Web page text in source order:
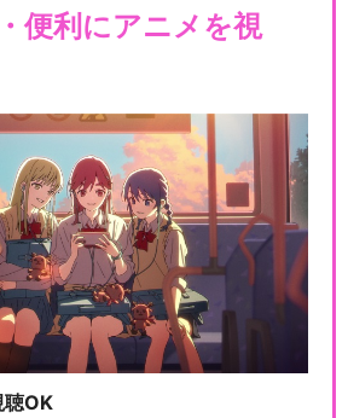
便利にアニメを視
聴OK